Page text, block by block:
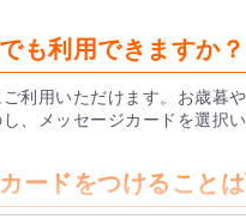
も利用できますか？
利用いただけます。お歳暮
、メッセージカードを選択い
ードをつけること